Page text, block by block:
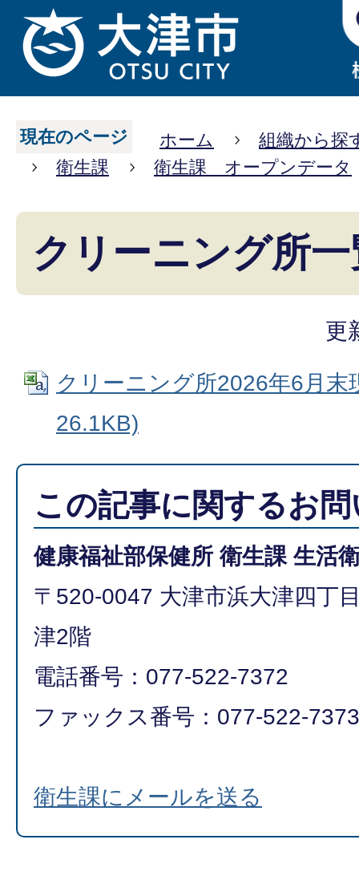
現在のページ ホーム
組織から探
衛生課
衛生課 オープンデータ
クリーニング所一
更
クリーニング所2026年6月末
26.1KB)
この記事に関するお
健康福祉部保健所 衛生課 生活
〒520-0047 大津市浜大津四丁
津2階
電話番号：077-522-7372
ファックス番号：077-522-7373
衛生課にメールを送る